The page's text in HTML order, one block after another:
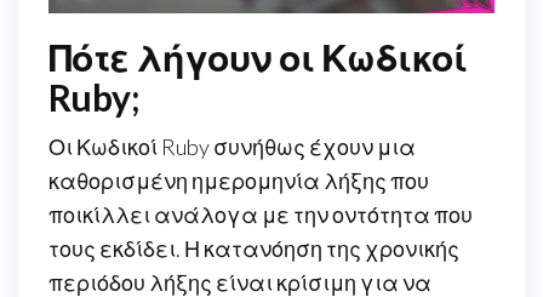
Πότε λήγουν οι Κωδικοί
Ruby;
Οι Κωδικοί Ruby συνήθως έχουν μια
καθορισμένη ημερομηνία λήξης που
ποικίλλει ανάλογα με την οντότητα που
τους εκδίδει. Η κατανόηση της χρονικής
περιόδου λήξης είναι κρίσιμη για να